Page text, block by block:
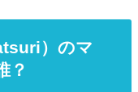
）のマ
？